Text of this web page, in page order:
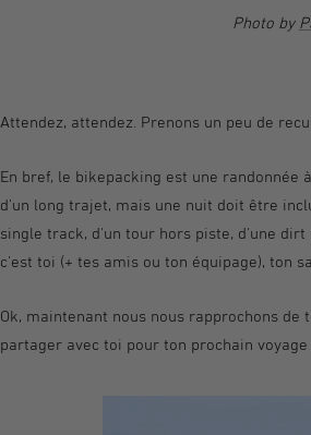
Photo by
Attendez, attendez. Prenons un peu de
En bref, le bikepacking est une randonnée
d'un long trajet, mais une nuit doit être
single track, d'un tour hors piste, d'une dirt
c'est toi (+ tes amis ou ton équipage), ton
Ok, maintenant nous nous rapprochons
partager avec toi pour ton prochain